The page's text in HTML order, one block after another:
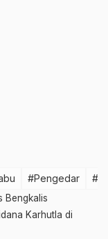
#Pengedar
Bengkalis
Karhutla di